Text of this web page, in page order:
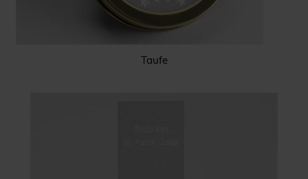
Taufe